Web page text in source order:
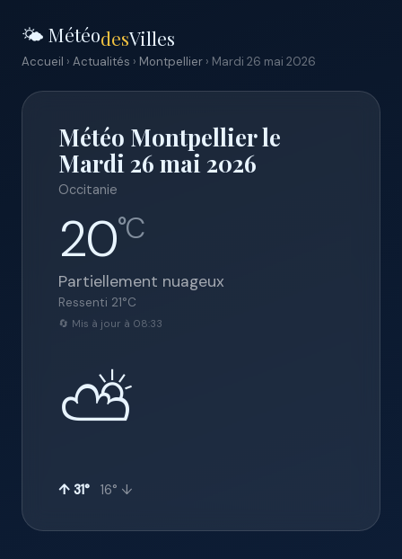
🌤️ MétéodesVilles
Accueil › Actualités › Montpellier › Mardi 26 mai 2026
Météo Montpellier le
Mardi 26 mai 2026
Occitanie
20°C
Partiellement nuageux
Ressenti 21°C
🔄 Mis à jour à 08:33
⛅
↑ 31° 16° ↓